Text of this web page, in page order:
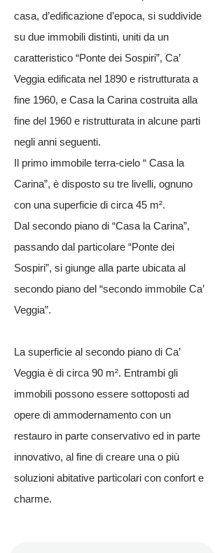
casa, d’edificazione d’epoca, si suddivide
su due immobili distinti, uniti da un
caratteristico “Ponte dei Sospiri”, Ca’
Veggia edificata nel 1890 e ristrutturata a
fine 1960, e Casa la Carina costruita alla
fine del 1960 e ristrutturata in alcune parti
negli anni seguenti.
Il primo immobile terra-cielo “ Casa la
Carina”, è disposto su tre livelli, ognuno
con una superficie di circa 45 m².
Dal secondo piano di “Casa la Carina”,
passando dal particolare “Ponte dei
Sospiri”, si giunge alla parte ubicata al
secondo piano del “secondo immobile Ca’
Veggia”.
La superficie al secondo piano di Ca’
Veggia è di circa 90 m². Entrambi gli
immobili possono essere sottoposti ad
opere di ammodernamento con un
restauro in parte conservativo ed in parte
innovativo, al fine di creare una o più
soluzioni abitative particolari con confort e
charme.